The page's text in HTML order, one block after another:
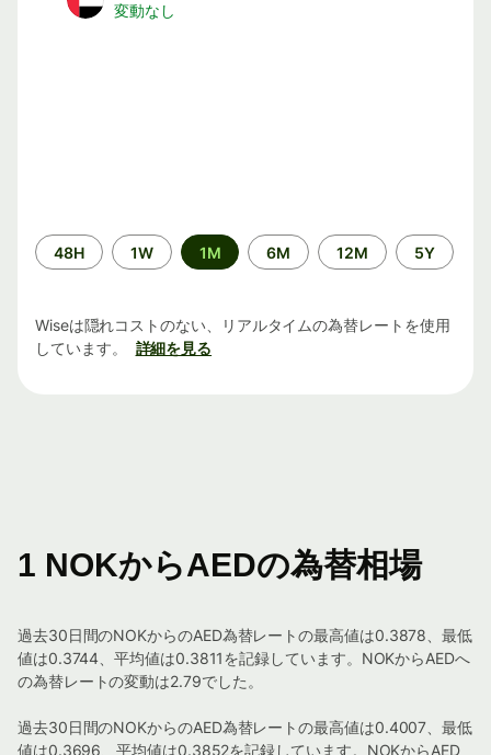
変動なし
期
間
48H 1W 1M 6M 12M 5Y
Wiseは隠れコストのない、リアルタイムの為替レートを使用
しています。
詳細を見る
1 NOKからAEDの為替相場
過去30日間のNOKからのAED為替レートの最高値は0.3878、最低
値は0.3744、平均値は0.3811を記録しています。NOKからAEDへ
の為替レートの変動は2.79でした。
過去30日間のNOKからのAED為替レートの最高値は0.4007、最低
値は0.3696、平均値は0.3852を記録しています。NOKからAED